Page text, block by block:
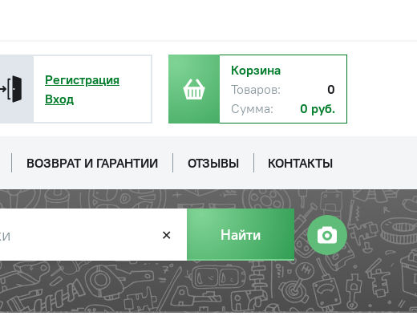
Регистрация
Вход
Корзина
Товаров:
0
Сумма:
0 руб.
ВОЗВРАТ И ГАРАНТИИ ОТЗЫВЫ КОНТАКТЫ
✕ Найти